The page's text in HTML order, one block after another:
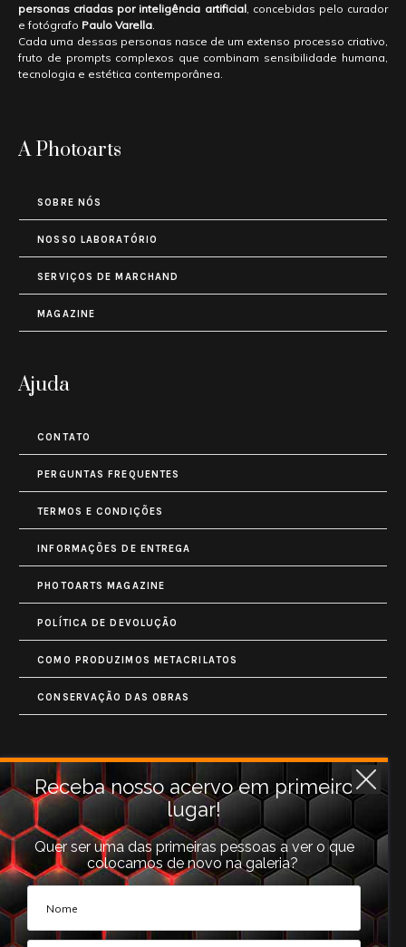
personas criadas por inteligência artificial, concebidas pelo curador
e fotógrafo Paulo Varella
Cada uma dessas personas nasce de um extenso processo criativo,
fruto de prompts complexos que combinam sensibilidade humana,
tecnologia e estética contemporânea.
A Photoarts
SOBRE NÓS
NOSSO LABORATÓRIO
SERVIÇOS DE MARCHAND
MAGAZINE
Ajuda
CONTATO
PERGUNTAS FREQUENTES
TERMOS E CONDIÇÕES
INFORMAÇÕES DE ENTREGA
PHOTOARTS MAGAZINE
POLÍTICA DE DEVOLUÇÃO
COMO PRODUZIMOS METACRILATOS
CONSERVAÇÃO DAS OBRAS
Contatos
Rua Monet, 731
Granja Vianna
Cotia, SP (06710-660).
galeria@photoarts.com.br
WhatsApp:+55 11 96253 3293
Receba nosso acervo em primeiro
lugar!
Quer ser uma das primeiras pessoas a ver o que
colocamos de novo na galeria?